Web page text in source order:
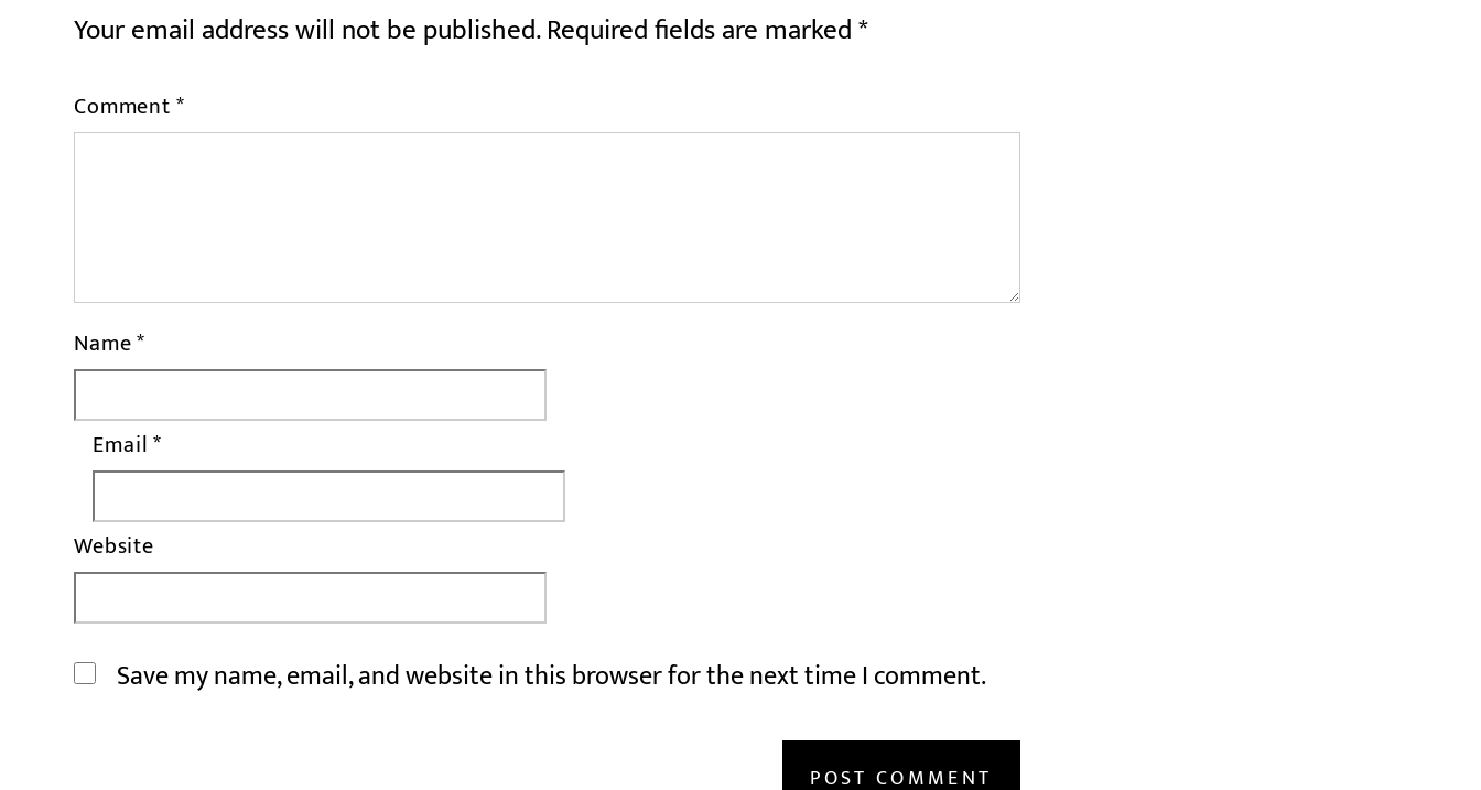
Your email address will not be published.Required fields are marked*
Comment*
Name*
Email*
Website
Save my name, email, and website in this browser for the next time I comment.